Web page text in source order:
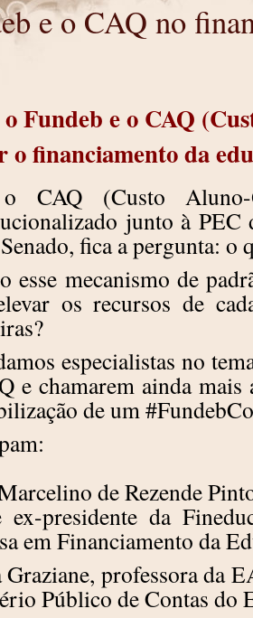
e o CAQ no
Fundeb e o CAQ
o financiamento da
CAQ (Custo Aluno-
junto à PEC
fica a pergunta: o
esse mecanismo de
os recursos de
especialistas no
e chamarem ainda mais
de um
de Rezende
ex-presidente da
em Financiamento da
professora da
Público de Contas do